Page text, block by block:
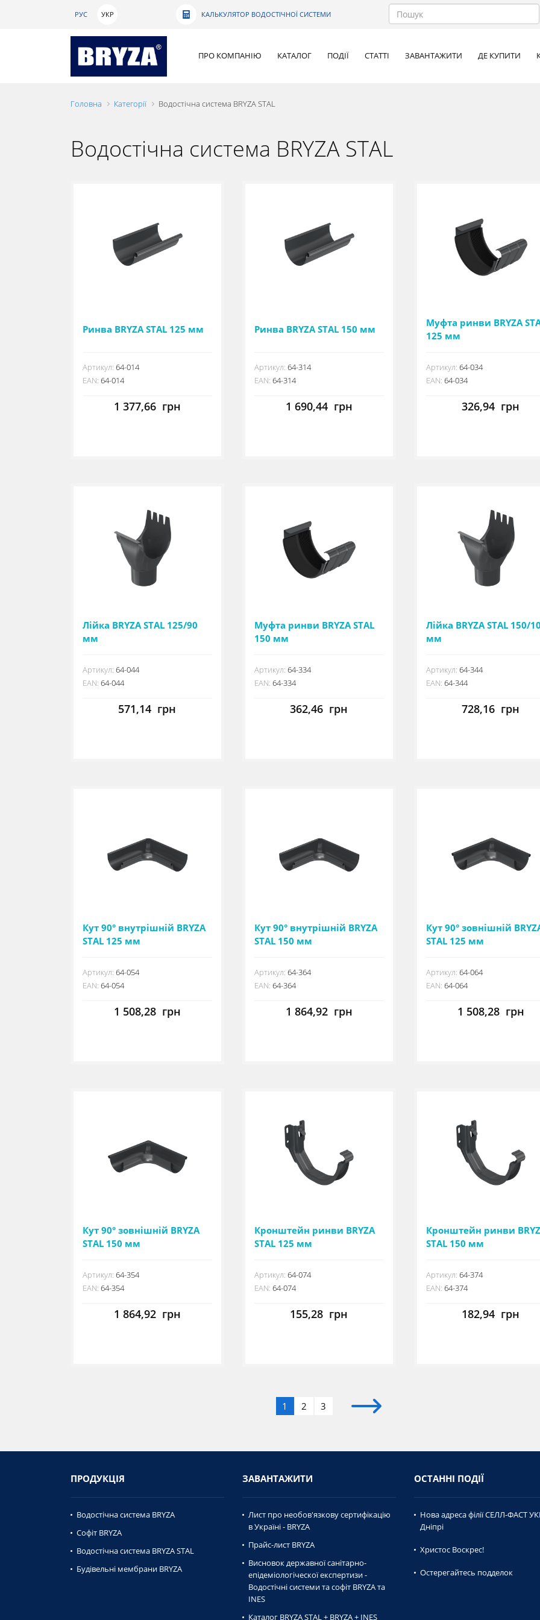
РУС УКР КАЛЬКУЛЯТОР ВОДОСТІЧНОЇ СИСТЕМИ
ПРО КОМПАНІЮ КАТАЛОГ ПОДІЇ СТАТТІ ЗАВАНТАЖИТИ ДЕ КУПИТИ
Головна Категорії Водостічна система BRYZA STAL
Водостічна система BRYZA STAL
Ринва BRYZA STAL 125 мм
Артикул: 64-014
EAN: 64-014
1 377,66грн
Ринва BRYZA STAL 150 мм
Артикул: 64-314
EAN: 64-314
1 690,44грн
Муфта ринви BRYZA
125 мм
Артикул: 64-034
EAN: 64-034
326,94 грн
Лійка BRYZA STAL 125/90
мм
Артикул: 64-044
EAN: 64-044
571,14 грн
Муфта ринви BRYZA STAL
150 мм
Артикул: 64-334
EAN: 64-334
362,46 грн
Лійка BRYZA STAL 150/
мм
Артикул: 64-344
EAN: 64-344
728,16 грн
Кут 90° внутрішній BRYZA
STAL 125 мм
Артикул: 64-054
EAN: 64-054
1 508,28грн
Кут 90° внутрішній BRYZA
STAL 150 мм
Артикул: 64-364
EAN: 64-364
1 864,92грн
Кут 90° зовнішній
STAL 125 мм
Артикул: 64-064
EAN: 64-064
1 508,28грн
Кут 90° зовнішній BRYZA
STAL 150 мм
Артикул: 64-354
EAN: 64-354
1 864,92грн
Кронштейн ринви BRYZA
STAL 125 мм
Артикул: 64-074
EAN: 64-074
155,28 грн
Кронштейн ринви
STAL 150 мм
Артикул: 64-374
EAN: 64-374
182,94 грн
1 2 3
ПРОДУКЦІЯ
Водостічна система BRYZA
Софіт BRYZA
Водостічна система BRYZA STAL
Будівельні мембрани BRYZA
ЗАВАНТАЖИТИ
Лист про необов'язкову сертифікацію
в Україні - BRYZA
Прайс-лист BRYZA
Висновок державної caнiтaрно-
епiдемiологiческої експертизи -
Водостічні системи та софіт BRYZA та
INES
Каталог BRYZA STAL + BRYZA + INES
ОСТАННІ ПОДІЇ
Нова адреса філії СЕЛЛ-ФАСТ
Дніпрі
Христос Воскрес!
Остерегайтесь подделок